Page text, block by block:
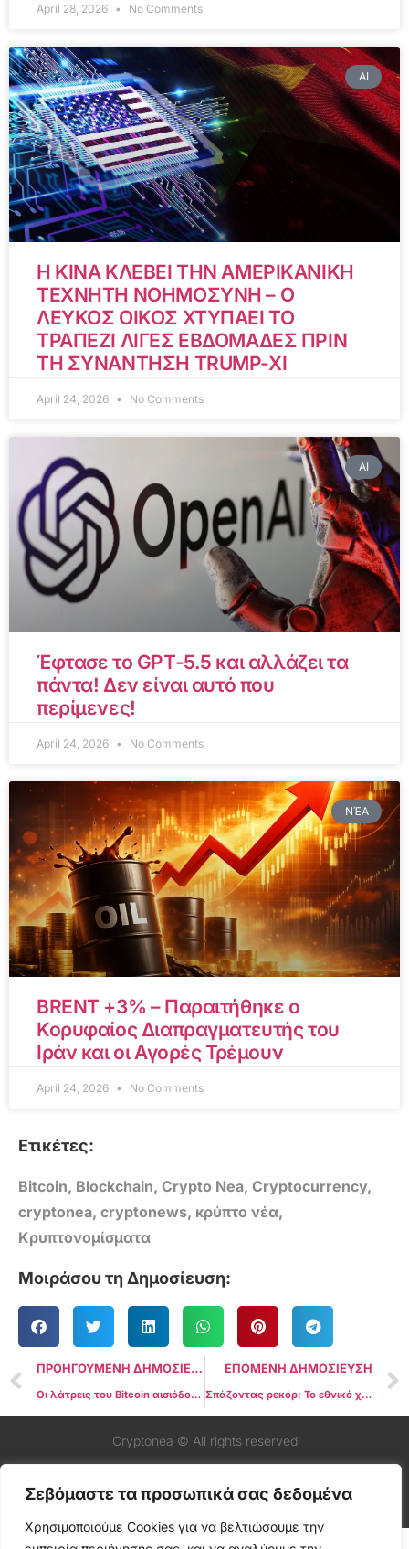
Σεβόμαστε τα προσωπικά σας δεδομένα
Χρησιμοποιούμε Cookies για να βελτιώσουμε την
April 28, 2026 No Comments
AI
Η ΚΙΝΑ ΚΛΕΒΕΙ ΤΗΝ ΑΜΕΡΙΚΑΝΙΚΗ
ΤΕΧΝΗΤΗ ΝΟΗΜΟΣΥΝΗ – Ο
ΛΕΥΚΟΣ ΟΙΚΟΣ ΧΤΥΠΑΕΙ ΤΟ
ΤΡΑΠΕΖΙ ΛΙΓΕΣ ΕΒΔΟΜΑΔΕΣ ΠΡΙΝ
ΤΗ ΣΥΝΑΝΤΗΣΗ TRUMP-XI
April 24, 2026 No Comments
AI
Έφτασε το GPT-5.5 και αλλάζει τα
πάντα! Δεν είναι αυτό που
περίμενες!
April 24, 2026 No Comments
ΝΈΑ
BRENT +3% – Παραιτήθηκε ο
Κορυφαίος Διαπραγματευτής του
Ιράν και οι Αγορές Τρέμουν
April 24, 2026 No Comments
Ετικέτες:
Bitcoin, Blockchain, Crypto Nea, Cryptocurrency,
cryptonea, cryptonews, κρύπτο νέα,
Κρυπτονομίσματα
Μοιράσου τη Δημοσίευση:
ΠΡΟΗΓΟΥΜΕΝΗ ΔΗΜΟΣΙΕΥΣΗ
Οι λάτρεις του Bitcoin αισιόδοξοι εν μέσω της απώλειας 100 δισεκατομμυρίων δολαρίων της Ομοσπονδιακής Τράπεζας των ΗΠΑ
ΕΠΟΜΕΝΗ ΔΗΜΟΣΙΕΥΣΗ
Σπάζοντας ρεκόρ: Το εθνικό χρέος των ΗΠΑ εκτοξεύεται στα 33 τρισεκατομμύρια δολάρια εν μέσω αυξανόμενων επιτοκίων
Cryptonea © All rights reserved